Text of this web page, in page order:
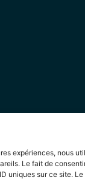
expériences, nous
Le fait de
uniques sur ce site.